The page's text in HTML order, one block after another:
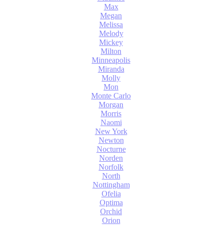
Max
Megan
Melissa
Melody
Mickey
Milton
Minneapolis
Miranda
Molly
Mon
Monte Carlo
Morgan
Morris
Naomi
New York
Newton
Nocturne
Norden
Norfolk
North
Nottingham
Ofelia
Optima
Orchid
Orion